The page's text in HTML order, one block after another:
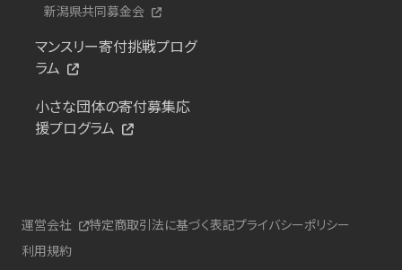
新潟県共同募金会
マンスリー寄付挑戦プログ
ラム
小さな団体の寄付募集応
援プログラム
運営会社 特定商取引法に基づく表記プライバシーポリシー
利用規約